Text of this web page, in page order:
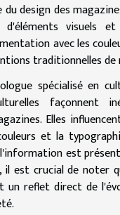
du design des
d'éléments visuels et
avec les
traditionnelles de
spécialisé en
façonnent
Elles
et la
est
il est crucial de noter
un reflet direct de